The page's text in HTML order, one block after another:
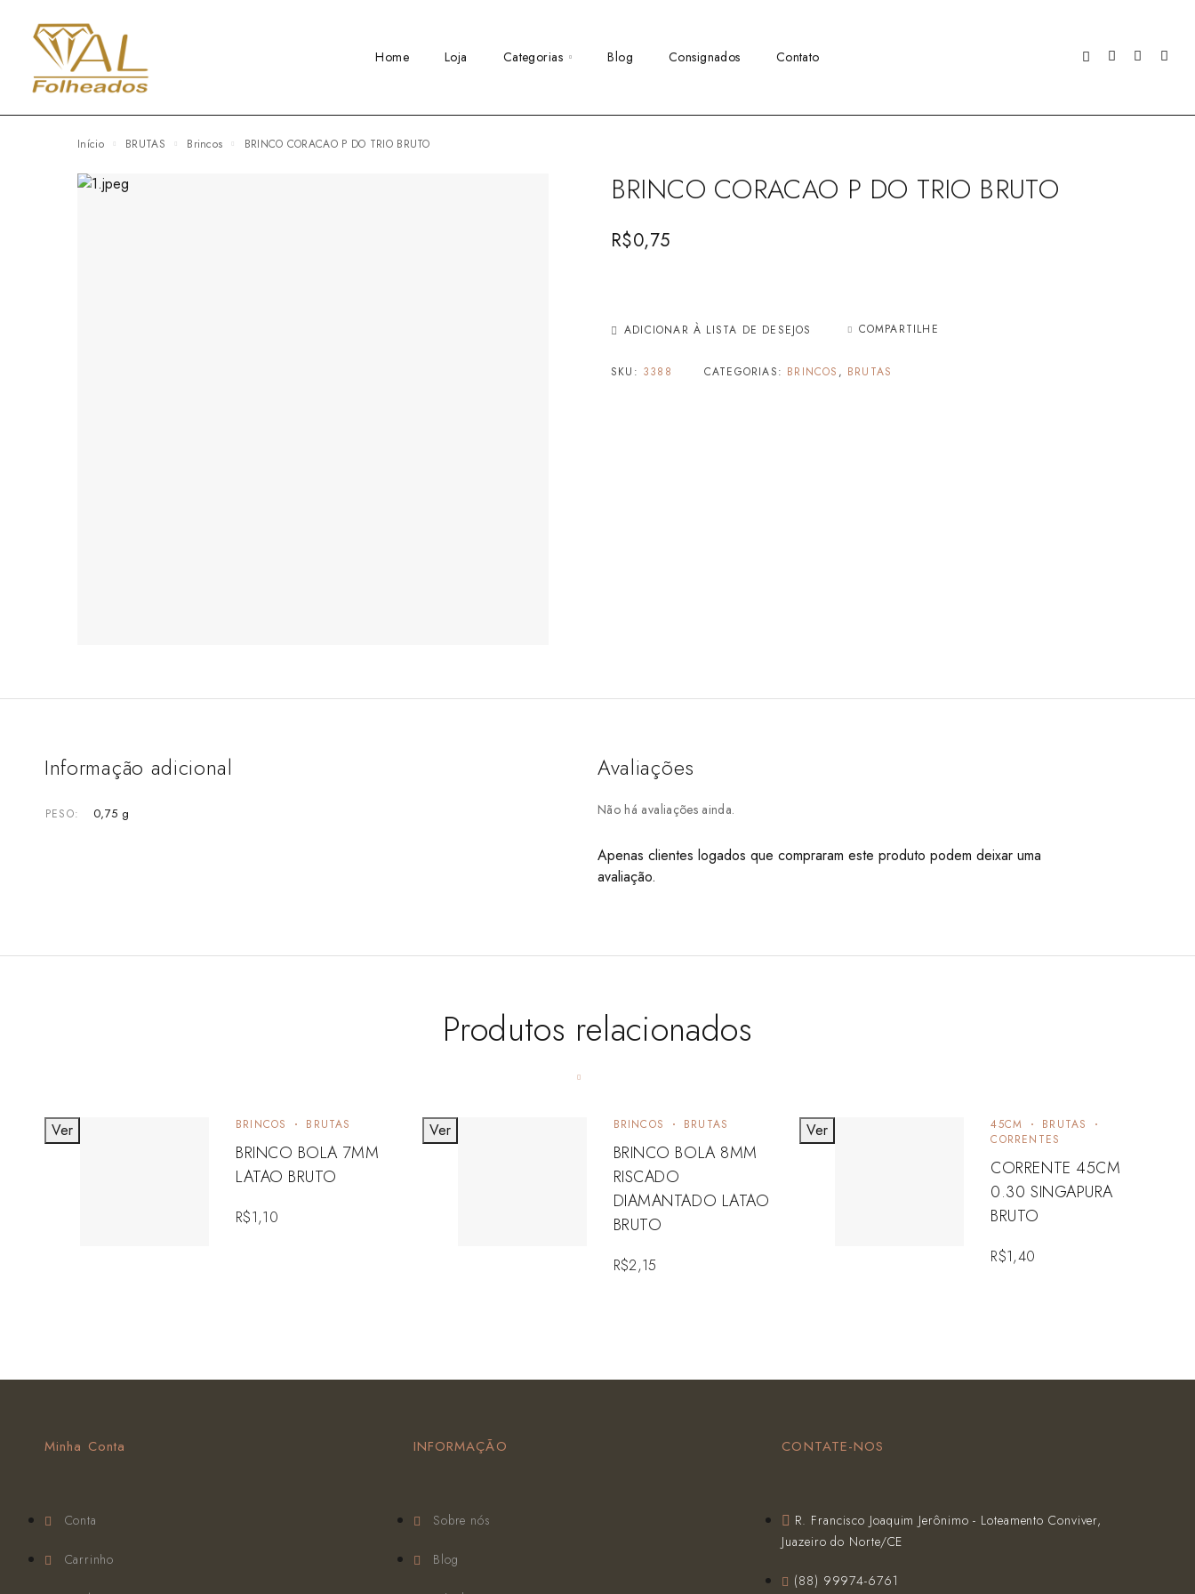
Home Loja Categorias Blog Consignados Contato
Início BRUTAS Brincos BRINCO CORACAO P DO TRIO BRUTO
BRINCO CORACAO P DO TRIO BRUTO
R$0,75
ADICIONAR À LISTA DE DESEJOS COMPARTILHE
SKU: 3388 CATEGORIAS: BRINCOS , BRUTAS
Informação adicional
PESO 0,75 g
Avaliações
Não há avaliações ainda.
Apenas clientes logados que compraram este produto podem deixar uma
avaliação.
Produtos relacionados
BRINCOS BRUTAS
BRINCO BOLA 7MM
LATAO BRUTO
R$1,10
Ver BRINCOS BRUTAS
BRINCO BOLA 8MM
RISCADO
DIAMANTADO LATAO
BRUTO
R$2,15
Ver 45CM
BRUTAS
CORRENTES
CORRENTE 45CM
0.30 SINGAPURA
BRUTO
R$1,40
Ver
Minha Conta
Conta
Carrinho
INFORMAÇÃO
Sobre nós
Blog
CONTATE-NOS
R. Francisco Joaquim Jerônimo - Loteamento Conviver,
Juazeiro do Norte/CE
(‪88) 99974-6761‬